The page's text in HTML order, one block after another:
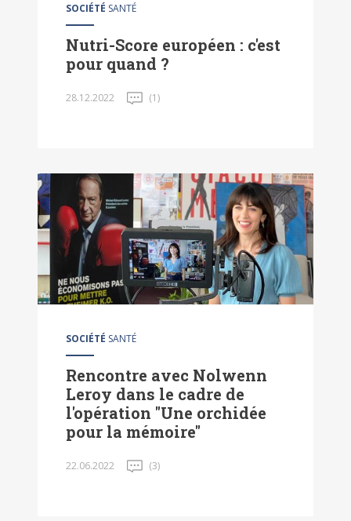
SOCIÉTÉ SANTÉ
Nutri-Score européen : c'est
pour quand ?
28.12.2022 (1)
SOCIÉTÉ SANTÉ
Rencontre avec Nolwenn
Leroy dans le cadre de
l'opération "Une orchidée
pour la mémoire"
22.06.2022 (3)